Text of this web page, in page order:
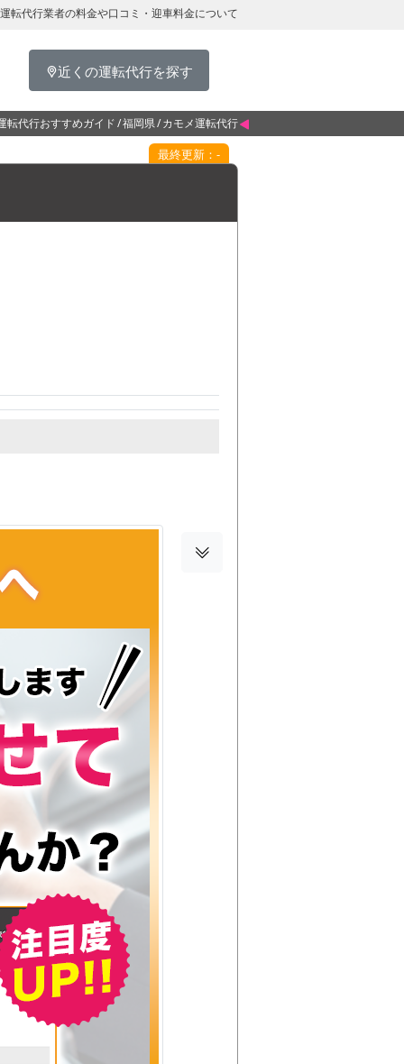
転代行業者の料金や口コミ・迎車料金について
近くの運転代行を探す
転代行おすすめガイド 福岡県 カモメ運転代行
最終更新：-